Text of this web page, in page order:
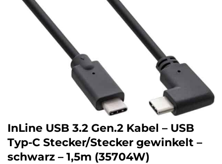
InLine USB 3.2 Gen.2 Kabel – USB
Typ-C Stecker/Stecker gewinkelt –
schwarz – 1,5m (35704W)